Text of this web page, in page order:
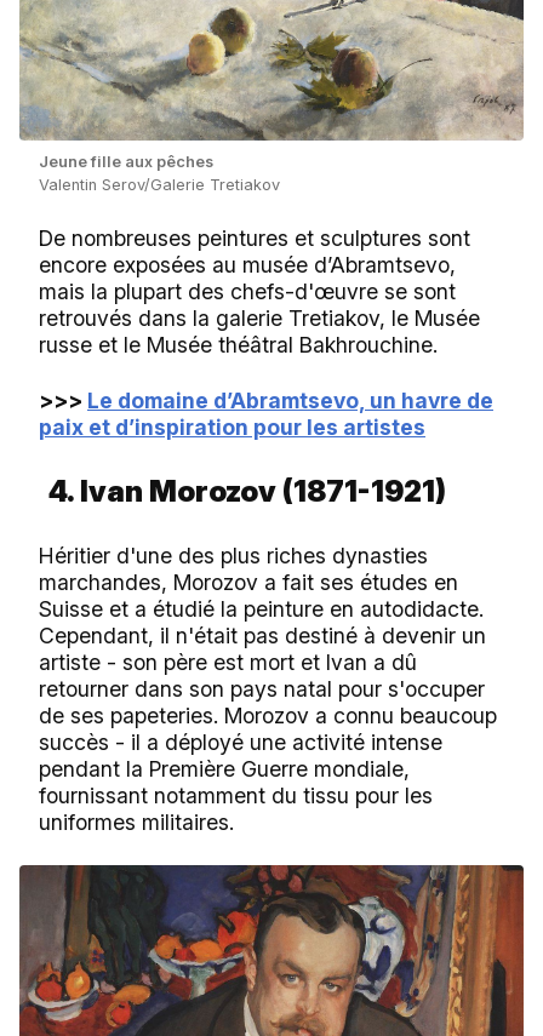
Jeune fille aux pêches
Valentin Serov/Galerie Tretiakov
De nombreuses peintures et sculptures sont
encore exposées au musée d’Abramtsevo,
mais la plupart des chefs-d'œuvre se sont
retrouvés dans la galerie Tretiakov, le Musée
russe et le Musée théâtral Bakhrouchine.
>>> Le domaine d’Abramtsevo, un havre de
paix et d’inspiration pour les artistes
4. Ivan Morozov (1871-1921)
Héritier d'une des plus riches dynasties
marchandes, Morozov a fait ses études en
Suisse et a étudié la peinture en autodidacte.
Cependant, il n'était pas destiné à devenir un
artiste - son père est mort et Ivan a dû
retourner dans son pays natal pour s'occuper
de ses papeteries. Morozov a connu beaucoup
succès - il a déployé une activité intense
pendant la Première Guerre mondiale,
fournissant notamment du tissu pour les
uniformes militaires.